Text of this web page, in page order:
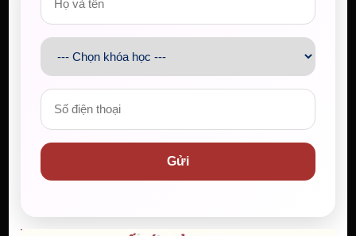
Học IELTS 7.0 Từ Gốc Cùng WESET: Học
Viên Đại học Luật TP.HCM Đạt 7.0 IELTS
WESET Đồng Hành Cùng Chiến Sĩ Mùa
Hè Xanh Trường Đại học Khoa học Tự
Gửi